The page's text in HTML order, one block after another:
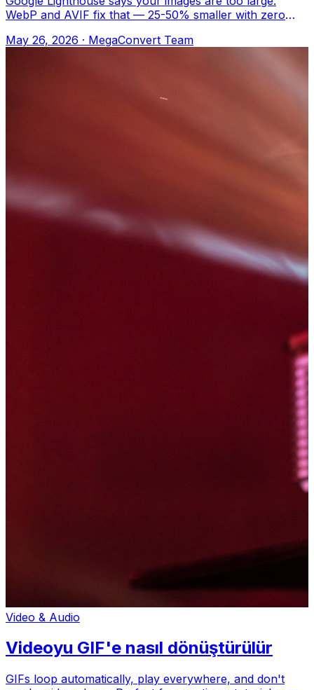
WebP and AVIF fix that — 25-50% smaller with zero
May 26, 2026 · MegaConvert Team
Video & Audio
Videoyu GIF'e nasıl dönüştürülür
GIFs loop automatically, play everywhere, and don't